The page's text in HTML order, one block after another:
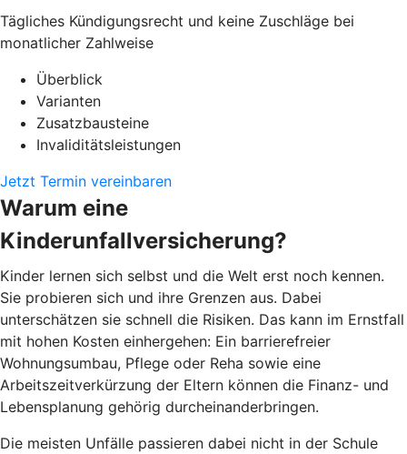
Tägliches Kündigungsrecht und keine Zuschläge bei
monatlicher Zahlweise
Überblick
Varianten
Zusatzbausteine
Invaliditätsleistungen
Jetzt Termin vereinbaren
Warum eine
Kinderunfallversicherung?
Kinder lernen sich selbst und die Welt erst noch kennen.
Sie probieren sich und ihre Grenzen aus. Dabei
unterschätzen sie schnell die Risiken. Das kann im Ernstfall
mit hohen Kosten einhergehen: Ein barrierefreier
Wohnungsumbau, Pflege oder Reha sowie eine
Arbeitszeitverkürzung der Eltern können die Finanz- und
Lebensplanung gehörig durcheinanderbringen.
Die meisten Unfälle passieren dabei nicht in der Schule